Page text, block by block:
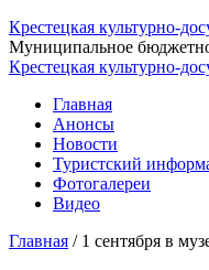
Крестецкая культурно-
Муниципальное
Крестецкая культурно-
Главная
Анонсы
Новости
Туристский
Фотогалереи
Видео
Главная / 1 сентября в